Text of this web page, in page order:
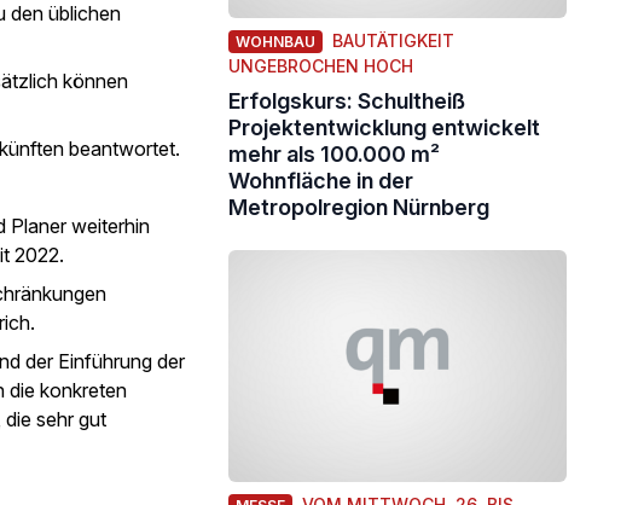
den üblichen
können
beantwortet.
Planer weiterhin
2022.
der Einführung der
die konkreten
sehr gut
WOHNBAU
BAUTÄTIGKEIT
UNGEBROCHEN HOCH
Erfolgskurs: Schultheiß
Projektentwicklung entwickelt
mehr als 100.000 m²
Wohnfläche in der
Metropolregion Nürnberg